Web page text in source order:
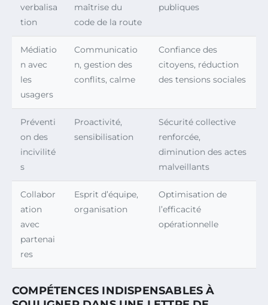
verbalisa
tion
maîtrise du
code de la route
publiques
Médiatio
n avec
les
usagers
Communicatio
n, gestion des
conflits, calme
Confiance des
citoyens, réduction
des tensions sociales
Préventi
on des
incivilité
s
Proactivité,
sensibilisation
Sécurité collective
renforcée,
diminution des actes
malveillants
Collabor
ation
avec
partenai
res
Esprit d’équipe,
organisation
Optimisation de
l’efficacité
opérationnelle
COMPÉTENCES INDISPENSABLES À